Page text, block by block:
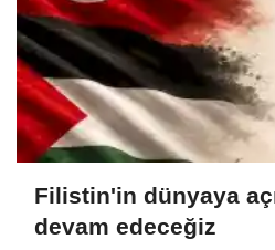
Filistin'in dünyaya
devam edeceğiz